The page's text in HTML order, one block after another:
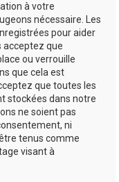
à votre
nécessaire. Les
pour aider
acceptez que
ou verrouille
que cela est
que toutes les
stockées dans notre
ne soient pas
ni
tenus comme
visant à